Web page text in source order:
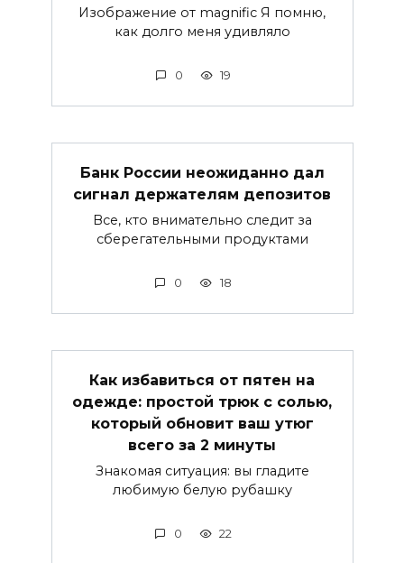
Изображение от magnific Я помню,
как долго меня удивляло
0 19
Банк России неожиданно дал
сигнал держателям депозитов
Все, кто внимательно следит за
сберегательными продуктами
0 18
Как избавиться от пятен на
одежде: простой трюк с солью,
который обновит ваш утюг
всего за 2 минуты
Знакомая ситуация: вы гладите
любимую белую рубашку
0 22